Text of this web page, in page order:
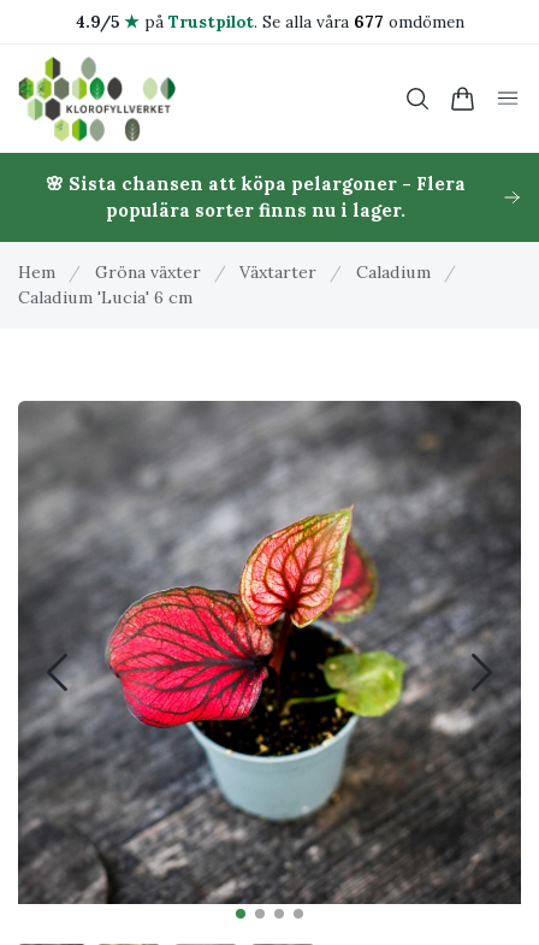
4.9/5 ★på Trustpilot. Se alla våra 677 omdömen
🌸 Sista chansen att köpa pelargoner - Flera
populära sorter finns nu i lager.
Hem / Gröna växter / Växtarter / Caladium
/
Caladium 'Lucia' 6 cm